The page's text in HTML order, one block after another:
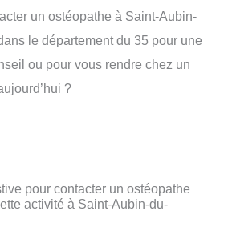
un ostéopathe à Saint-Aubin-
le département du 35 pour une
ou pour vous rendre chez un
?
pour contacter un ostéopathe
activité à Saint-Aubin-du-